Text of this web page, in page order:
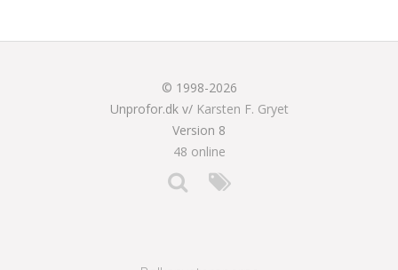
© 1998-2026
Unprofor.dk v/ Karsten F. Gryet
Version 8
48 online